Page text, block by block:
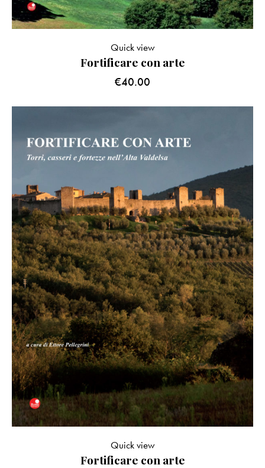
Fortificare con arte
€40.00
Quick view
Fortificare con arte
Quick view